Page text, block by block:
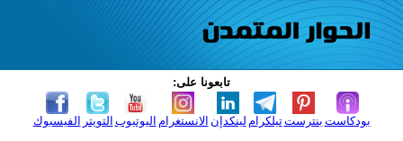
تابعونا على:
الفيسبوك التويتر اليوتيوب الانستغرام لينكدإن تيلكرامبنترست بودكاست